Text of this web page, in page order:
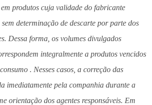
produtos cuja validade do fabricante
determinação de descarte por parte dos
Dessa forma, os volumes divulgados
integralmente a produtos vencidos
. Nesses casos, a correção das
imediatamente pela companhia durante a
orientação dos agentes responsáveis. Em